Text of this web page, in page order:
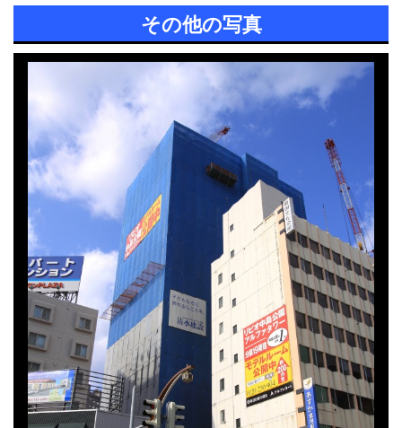
その他の写真